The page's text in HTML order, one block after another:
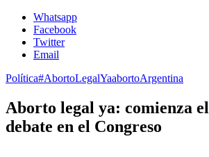
Whatsapp
Facebook
Twitter
Email
Política#AbortoLegalYaabortoArgentina
Aborto legal ya: comienza
debate en el Congreso